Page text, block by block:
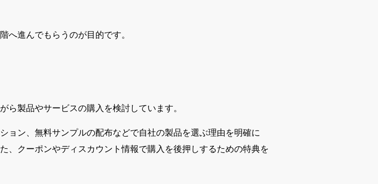
へ進んでもらうのが目的です。
ら製品やサービスの購入を検討しています。
ョン、無料サンプルの配布などで自社の製品を選ぶ理由を明確に
、クーポンやディスカウント情報で購入を後押しするための特典を